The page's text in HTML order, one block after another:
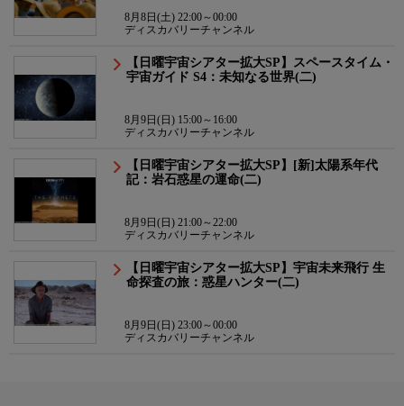
8月8日(土) 22:00～00:00
ディスカバリーチャンネル
【日曜宇宙シアター拡大SP】スペースタイム・
宇宙ガイド S4：未知なる世界(二)
8月9日(日) 15:00～16:00
ディスカバリーチャンネル
【日曜宇宙シアター拡大SP】[新]太陽系年代
記：岩石惑星の運命(二)
8月9日(日) 21:00～22:00
ディスカバリーチャンネル
【日曜宇宙シアター拡大SP】宇宙未来飛行 生
命探査の旅：惑星ハンター(二)
8月9日(日) 23:00～00:00
ディスカバリーチャンネル